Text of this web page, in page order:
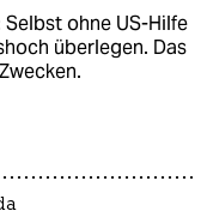
ohne US-Hilfe
überlegen. Das